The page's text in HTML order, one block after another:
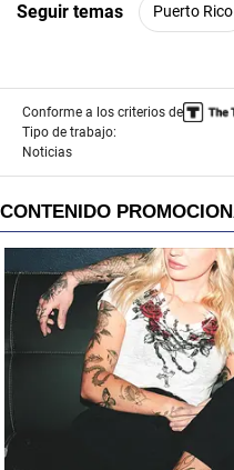
Seguir temas Puerto Rico
Conforme a los criterios de
Tipo de trabajo:
Noticias